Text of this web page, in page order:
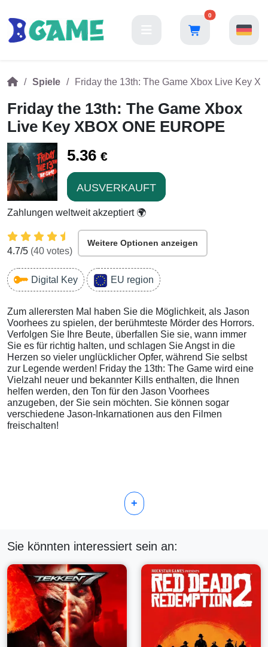
0
Spiele Friday the 13th: The Game Xbox Live Key
Friday the 13th: The Game Xbox
Live Key XBOX ONE EUROPE
5.36 €
AUSVERKAUFT
Zahlungen weltweit akzeptiert 🌍
4.7/5 (40 votes)
Weitere Optionen anzeigen
Digital Key EU region
Zum allerersten Mal haben Sie die Möglichkeit, als Jason
Voorhees zu spielen, der berühmteste Mörder des Horrors.
Verfolgen Sie Ihre Beute, überfallen Sie sie, wann immer
Sie es für richtig halten, und schlagen Sie Angst in die
Herzen so vieler unglücklicher Opfer, während Sie selbst
zur Legende werden! Friday the 13th: The Game wird eine
Vielzahl neuer und bekannter Kills enthalten, die Ihnen
helfen werden, den Ton für den Jason Voorhees
anzugeben, der Sie sein möchten. Sie können sogar
verschiedene Jason-Inkarnationen aus den Filmen
freischalten!
+
Sie könnten interessiert sein an: